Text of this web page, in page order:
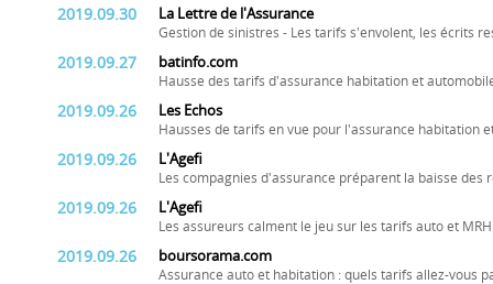
2019.09.30 La Lettre de l'Assurance
Gestion de sinistres - Les tarifs s'envolent, les écrits
2019.09.27 batinfo.com
Hausse des tarifs d'assurance habitation et
2019.09.26 Les Echos
Hausses de tarifs en vue pour l'assurance habitation
2019.09.26 L'Agefi
Les compagnies d'assurance préparent la baisse des
2019.09.26 L'Agefi
Les assureurs calment le jeu sur les tarifs auto et MRH
2019.09.26 boursorama.com
Assurance auto et habitation : quels tarifs allez-vous